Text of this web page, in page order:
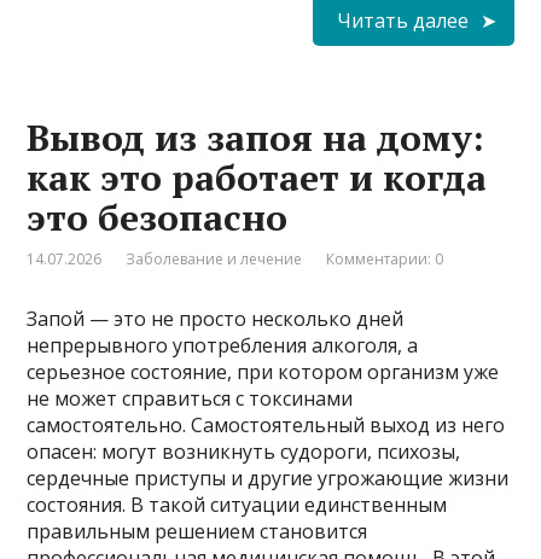
Читать далее
Вывод из запоя на дому:
как это работает и когда
это безопасно
14.07.2026 Заболевание и лечение Комментарии: 0
Запой — это не просто несколько дней
непрерывного употребления алкоголя, а
серьезное состояние, при котором организм уже
не может справиться с токсинами
самостоятельно. Самостоятельный выход из него
опасен: могут возникнуть судороги, психозы,
сердечные приступы и другие угрожающие жизни
состояния. В такой ситуации единственным
правильным решением становится